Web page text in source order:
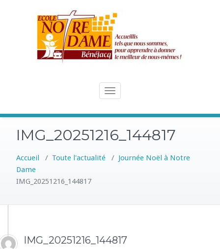
Toggle
IMG_20251216_144817
Accueil / Toute l'actualité / Journée Noël à Notre
Dame
IMG_20251216_144817
IMG_20251216_144817